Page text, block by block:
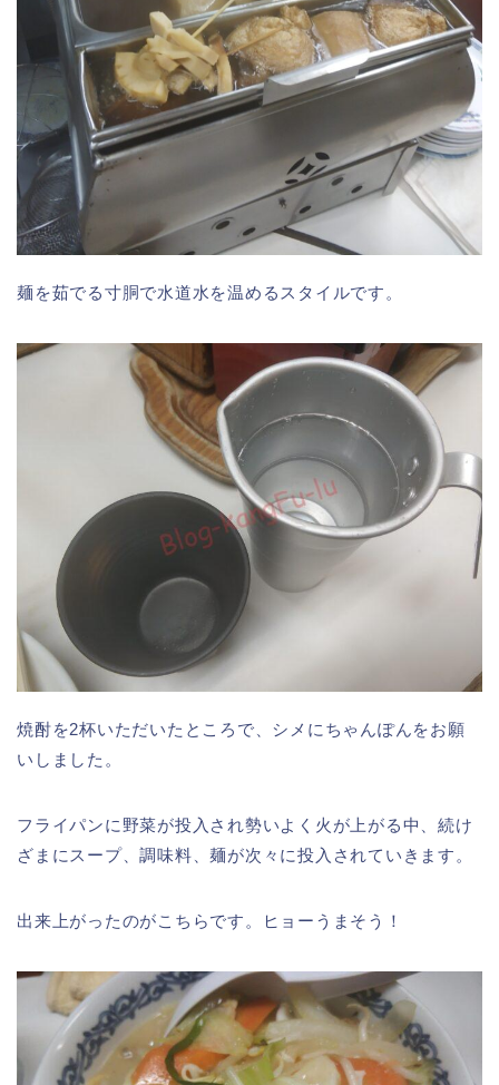
麺を茹でる寸胴で水道水を温めるスタイルです。
焼酎を2杯いただいたところで、シメにちゃんぽんをお願
いしました。
フライパンに野菜が投入され勢いよく火が上がる中、続け
ざまにスープ、調味料、麺が次々に投入されていきます。
出来上がったのがこちらです。ヒョーうまそう！